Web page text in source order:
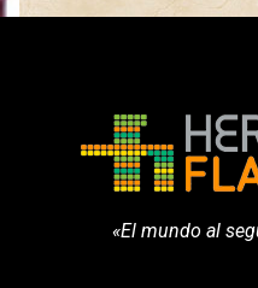
«El mundo al